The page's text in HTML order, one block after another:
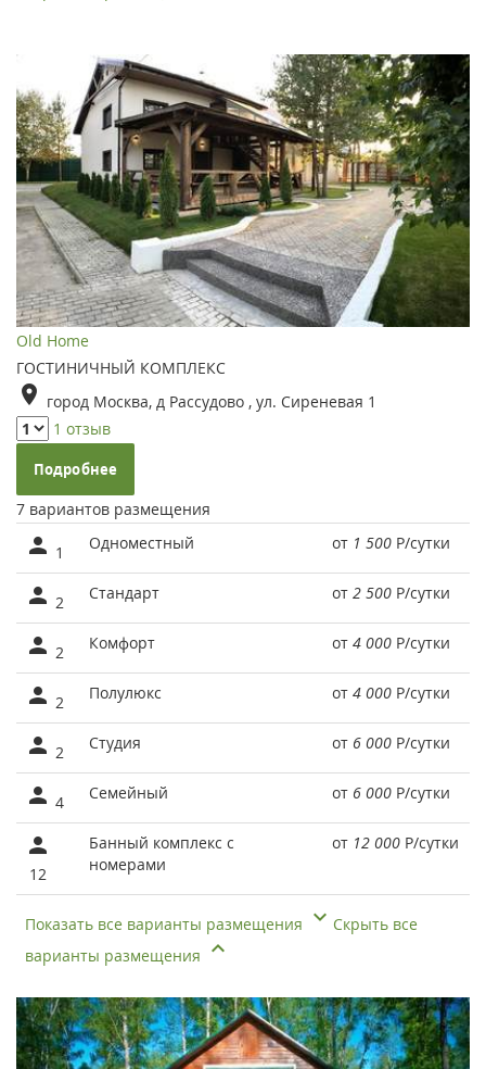
Old Home
ГОСТИНИЧНЫЙ КОМПЛЕКС
город Москва, д Рассудово , ул. Сиреневая 1
1 отзыв
Подробнее
7 вариантов размещения
1 Одноместный от 1 500 Р/сутки
2 Стандарт от 2 500 Р/сутки
2 Комфорт от 4 000 Р/сутки
2 Полулюкс от 4 000 Р/сутки
2 Студия от 6 000 Р/сутки
4 Семейный от 6 000 Р/сутки
12
Банный комплекс с
номерами
от 12 000 Р/сутки
Показать все варианты размещения
Скрыть все
варианты размещения